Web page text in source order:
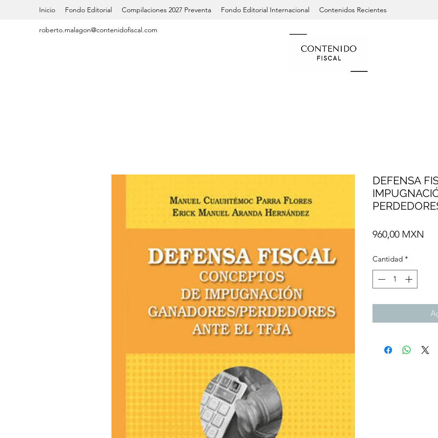
Inicio Fondo Editorial Compilaciones 2027 Preventa Fondo Editorial Internacional Contenidos Recientes
roberto.malagon@contenidofiscal.com
DEFENSA
960,00 MXN
Cantidad *